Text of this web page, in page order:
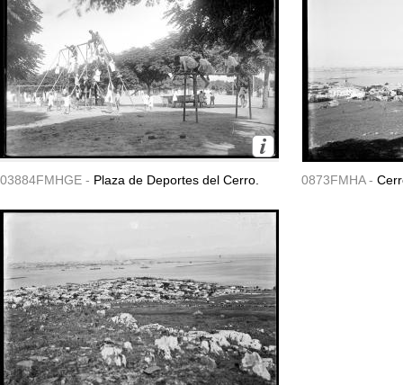
03884FMHGE - Plaza de Deportes del Cerro. 0873FMHA -